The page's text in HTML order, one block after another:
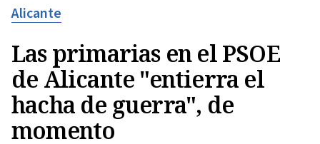
Alicante
Las primarias en el PSOE
de Alicante "entierra el
hacha de guerra", de
momento